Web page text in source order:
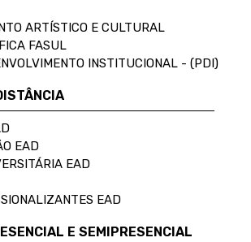
ARTÍSTICO E CULTURAL
FASUL
INSTITUCIONAL - (PDI)
EAD
EAD
EAD
E SEMIPRESENCIAL